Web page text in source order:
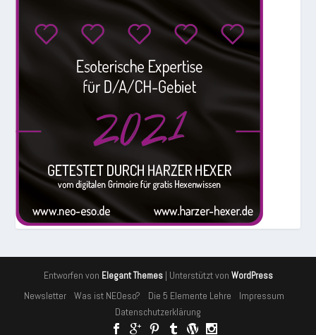
Entworfen von Elegant Themes| Unterstützt von WordPress
Newsletter Was ist NEOeso? Die 5 Elemente Lehre
Impressum
Datenschutzerklärung